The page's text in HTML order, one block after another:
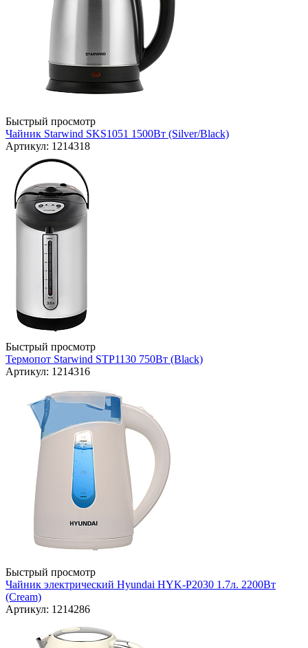
Быстрый просмотр
Чайник Starwind SKS1051 1500Вт (Silver/Black)
Артикул: 1214318
Быстрый просмотр
Термопот Starwind STP1130 750Вт (Black)
Артикул: 1214316
Быстрый просмотр
Чайник электрический Hyundai HYK-P2030 1.7л. 2200Вт
(Cream)
Артикул: 1214286